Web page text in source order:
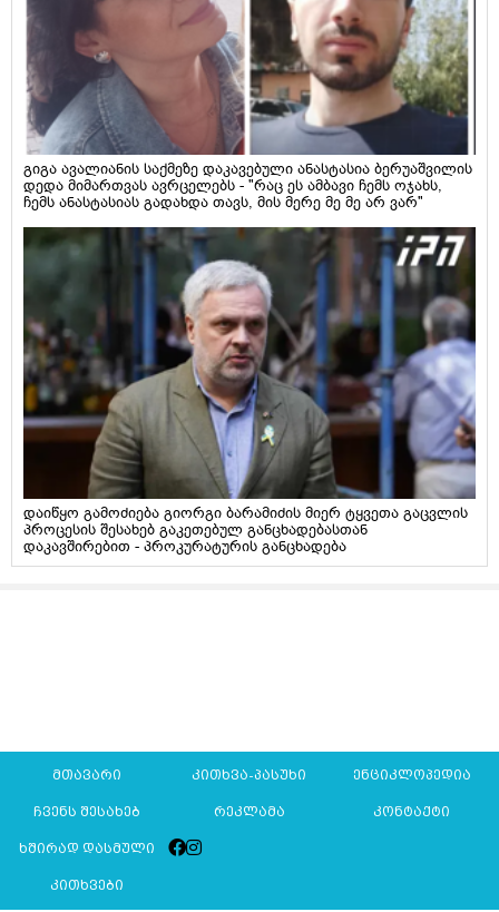
გიგა ავალიანის საქმეზე დაკავებული ანასტასია ბერუაშვილის
დედა მიმართვას ავრცელებს - "რაც ეს ამბავი ჩემს ოჯახს,
ჩემს ანასტასიას გადახდა თავს, მის მერე მე მე არ ვარ"
დაიწყო გამოძიება გიორგი ბარამიძის მიერ ტყვეთა გაცვლის
პროცესის შესახებ გაკეთებულ განცხადებასთან
დაკავშირებით - პროკურატურის განცხადება
მთავარი კითხვა-პასუხი ენციკლოპედია
ჩვენს შესახებ რეკლამა კონტაქტი
ხშირად დასმული
კითხვები